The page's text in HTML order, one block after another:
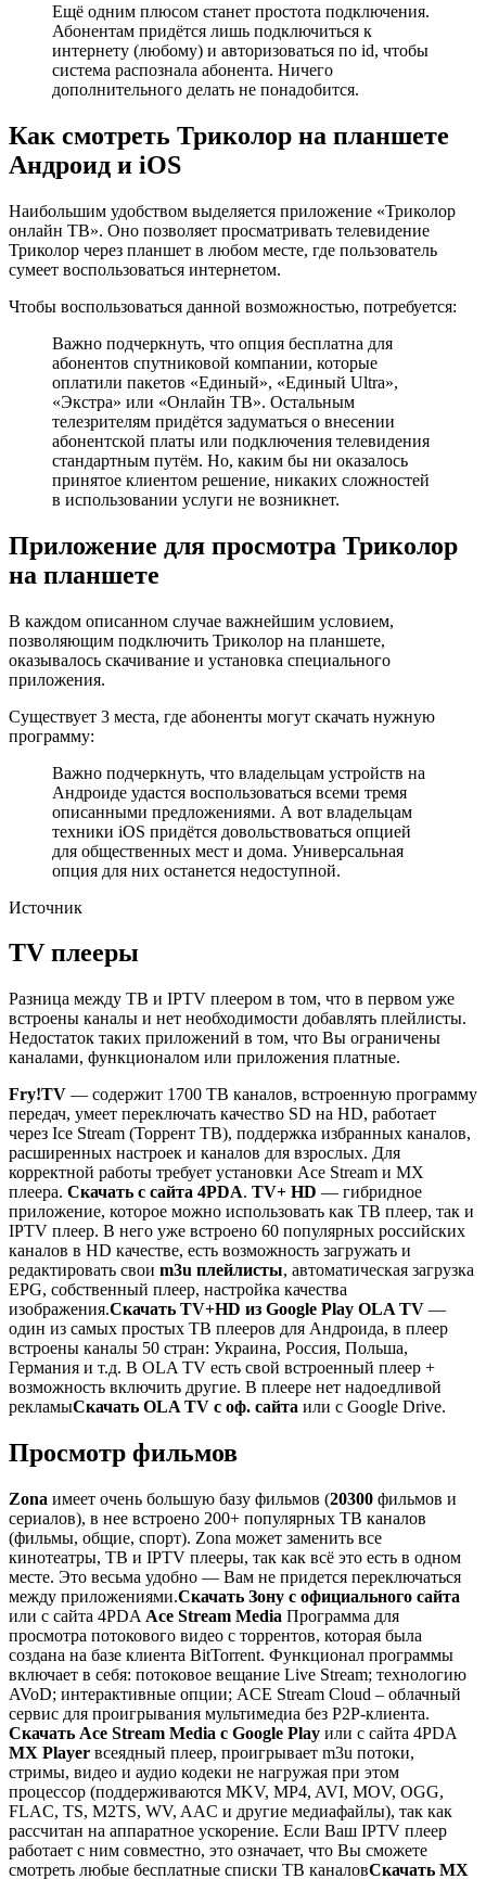
Ещё одним плюсом станет простота подключения.
Абонентам придётся лишь подключиться к
интернету (любому) и авторизоваться по id, чтобы
система распознала абонента. Ничего
дополнительного делать не понадобится.
Как смотреть Триколор на планшете
Андроид и iOS
Наибольшим удобством выделяется приложение «Триколор
онлайн ТВ». Оно позволяет просматривать телевидение
Триколор через планшет в любом месте, где пользователь
сумеет воспользоваться интернетом.
Чтобы воспользоваться данной возможностью, потребуется:
Важно подчеркнуть, что опция бесплатна для
абонентов спутниковой компании, которые
оплатили пакетов «Единый», «Единый Ultra»,
«Экстра» или «Онлайн ТВ». Остальным
телезрителям придётся задуматься о внесении
абонентской платы или подключения телевидения
стандартным путём. Но, каким бы ни оказалось
принятое клиентом решение, никаких сложностей
в использовании услуги не возникнет.
Приложение для просмотра Триколор
на планшете
В каждом описанном случае важнейшим условием,
позволяющим подключить Триколор на планшете,
оказывалось скачивание и установка специального
приложения.
Существует 3 места, где абоненты могут скачать нужную
программу:
Важно подчеркнуть, что владельцам устройств на
Андроиде удастся воспользоваться всеми тремя
описанными предложениями. А вот владельцам
техники iOS придётся довольствоваться опцией
для общественных мест и дома. Универсальная
опция для них останется недоступной.
Источник
TV плееры
Разница между ТВ и IPTV плеером в том, что в первом уже
встроены каналы и нет необходимости добавлять плейлисты.
Недостаток таких приложений в том, что Вы ограничены
каналами, функционалом или приложения платные.
Fry!TV — содержит 1700 ТВ каналов, встроенную программу
передач, умеет переключать качество SD на HD, работает
через Ice Stream (Торрент ТВ), поддержка избранных каналов,
расширенных настроек и каналов для взрослых. Для
корректной работы требует установки Ace Stream и MX
плеера. Скачать c сайта 4PDA. TV+ HD — гибридное
приложение, которое можно использовать как ТВ плеер, так и
IPTV плеер. В него уже встроено 60 популярных российских
каналов в HD качестве, есть возможность загружать и
редактировать свои m3u плейлисты, автоматическая загрузка
EPG, собственный плеер, настройка качества
изображения.Скачать TV+HD из Google Play OLA TV —
один из самых простых ТВ плееров для Андроида, в плеер
встроены каналы 50 стран: Украина, Россия, Польша,
Германия и т.д. В OLA TV есть свой встроенный плеер +
возможность включить другие. В плеере нет надоедливой
рекламыСкачать OLA TV с оф. сайта или c Google Drive.
Просмотр фильмов
Zona имеет очень большую базу фильмов (20300 фильмов и
сериалов), в нее встроено 200+ популярных ТВ каналов
(фильмы, общие, спорт). Zona может заменить все
кинотеатры, ТВ и IPTV плееры, так как всё это есть в одном
месте. Это весьма удобно — Вам не придется переключаться
между приложениями.Скачать Зону с официального сайта
или c сайта 4PDA Ace Stream Media Программа для
просмотра потокового видео с торрентов, которая была
создана на базе клиента BitTorrent. Функционал программы
включает в себя: потоковое вещание Live Stream; технологию
AVoD; интерактивные опции; ACE Stream Cloud – облачный
сервис для проигрывания мультимедиа без P2P-клиента.
Скачать Ace Stream Media с Google Play или c сайта 4PDA
MX Player всеядный плеер, проигрывает m3u потоки,
стримы, видео и аудио кодеки не нагружая при этом
процессор (поддерживаются MKV, MP4, AVI, MOV, OGG,
FLAC, TS, M2TS, WV, AAC и другие медиафайлы), так как
рассчитан на аппаратное ускорение. Если Ваш IPTV плеер
работает с ним совместно, это означает, что Вы сможете
смотреть любые бесплатные списки ТВ каналовСкачать MX